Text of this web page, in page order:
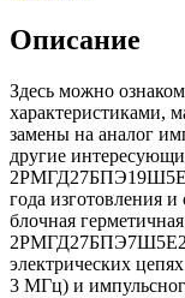
Описание
Здесь можно
характеристиками,
замены на аналог
другие
2РМГД27БПЭ19Ш5Е2
года изготовления
блочная
2РМГД27БПЭ7Ш5Е2
электрических
3 МГц) и